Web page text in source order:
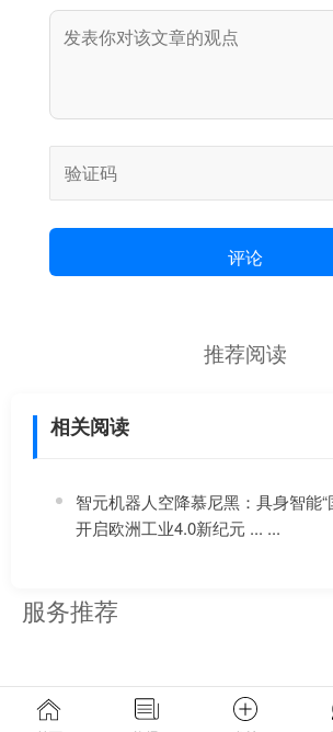
评论
推荐阅读
相关阅读
智元机器人空降慕尼黑：具身智能“
开启欧洲工业4.0新纪元 ... ...
服务推荐